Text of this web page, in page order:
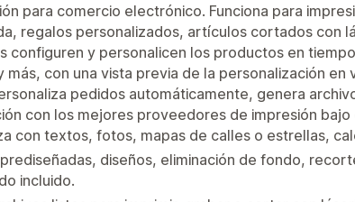
para comercio electrónico. Funciona para
regalos personalizados, artículos cortados con
configuren y personalicen los productos en
más, con una vista previa de la personalización en
pedidos automáticamente, genera
con los mejores proveedores de impresión bajo
con textos, fotos, mapas de calles o estrellas,
diseños, eliminación de fondo,
incluido.